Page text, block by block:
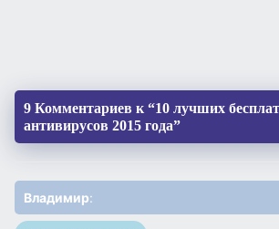
9 Комментариев к “10 лучших
антивирусов 2015 года”
Владимир: